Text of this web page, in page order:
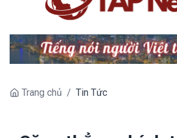
Trang chủ / Tin Tức